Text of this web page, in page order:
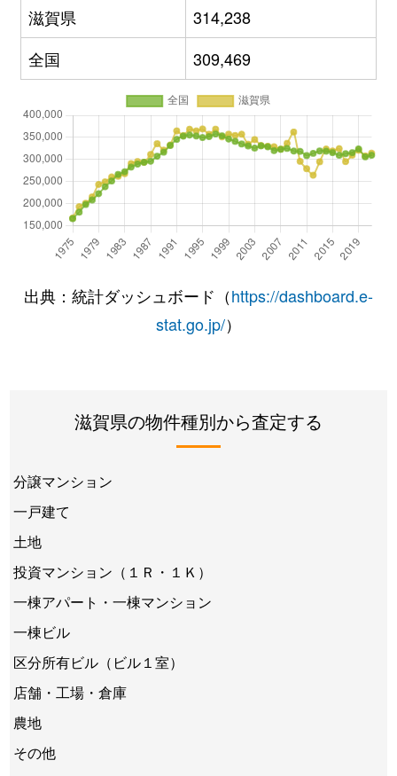
滋賀県
314,238
全国
309,469
出典：統計ダッシュボード（https://dashboard.e-
stat.go.jp/）
滋賀県の物件種別から査定する
分譲マンション
一戸建て
土地
投資マンション（１Ｒ・１Ｋ）
一棟アパート・一棟マンション
一棟ビル
区分所有ビル（ビル１室）
店舗・工場・倉庫
農地
その他